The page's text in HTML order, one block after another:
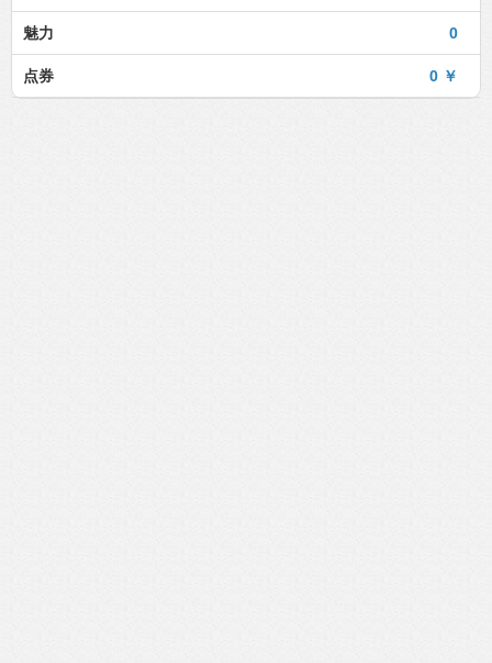
0
魅力
0 ￥
点券